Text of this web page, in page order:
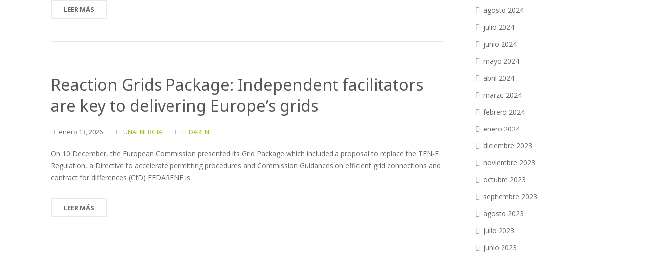
LEER MÁS
Reaction Grids Package: Independent facilitators
are key to delivering Europe’s grids
enero 13,2026 UNAENERGIA FEDARENE
On 10 December, the European Commission presented its Grid Package which included a proposal to replace the TEN-E
Regulation, a Directive to accelerate permitting procedures and Commission Guidances on efficient grid connections and
contract for differences (CfD) FEDARENE is
LEER MÁS
agosto 2024
julio 2024
junio 2024
mayo 2024
abril 2024
marzo 2024
febrero 2024
enero 2024
diciembre 2023
noviembre 2023
octubre 2023
septiembre 2023
agosto 2023
julio 2023
junio 2023